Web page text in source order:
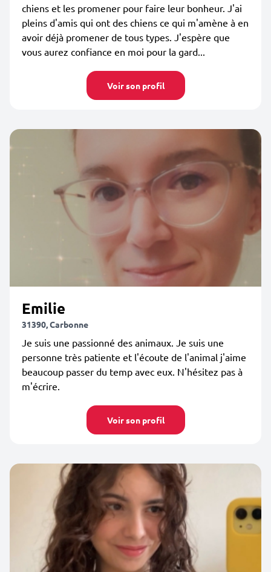
chiens et les promener pour faire leur bonheur. J'ai
pleins d'amis qui ont des chiens ce qui m'amène à en
avoir déjà promener de tous types. J'espère que
vous aurez confiance en moi pour la gard...
Voir son profil
Emilie
31390, Carbonne
Je suis une passionné des animaux. Je suis une
personne très patiente et l'écoute de l'animal j'aime
beaucoup passer du temp avec eux. N'hésitez pas à
m'écrire.
Voir son profil